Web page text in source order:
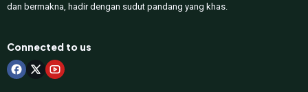
dan bermakna, hadir dengan sudut pandang yang khas.
Connected to us